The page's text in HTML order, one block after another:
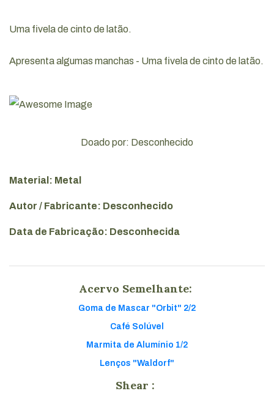
Uma fivela de cinto de latão.
Apresenta algumas manchas - Uma fivela de cinto de latão.
Doado por: Desconhecido
Material: Metal
Autor / Fabricante: Desconhecido
Data de Fabricação: Desconhecida
Acervo Semelhante:
Goma de Mascar "Orbit" 2/2
Café Solúvel
Marmita de Alumínio 1/2
Lenços "Waldorf"
Shear :